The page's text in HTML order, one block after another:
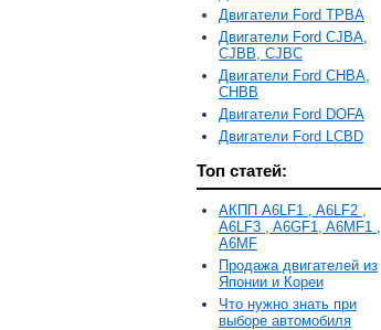
Двигатели Ford TPBA
Двигатели Ford CJBA,
CJBB, CJBC
Двигатели Ford CHBA,
CHBB
Двигатели Ford DOFA
Двигатели Ford LCBD
Топ статей:
АКПП A6LF1 , A6LF2 ,
A6LF3 , A6GF1, A6MF1 ,
A6MF
Продажа двигателей из
Японии и Кореи
Что нужно знать при
выборе автомобиля